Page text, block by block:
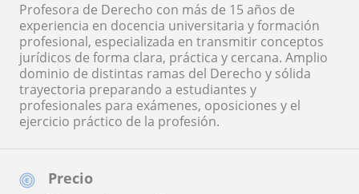
Precio
Profesora de Derecho con más de 15 años de
experiencia en docencia universitaria y formación
profesional, especializada en transmitir conceptos
jurídicos de forma clara, práctica y cercana. Amplio
dominio de distintas ramas del Derecho y sólida
trayectoria preparando a estudiantes y
profesionales para exámenes, oposiciones y el
ejercicio práctico de la profesión.